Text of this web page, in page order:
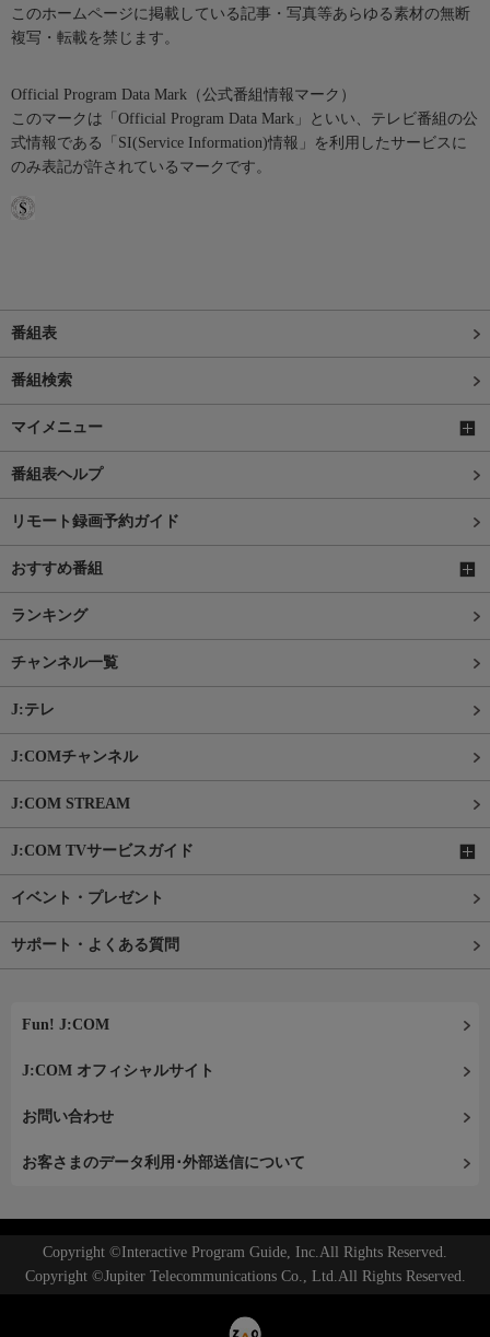
このホームページに掲載している記事・写真等あらゆる素材の無断
複写・転載を禁じます。
Official Program Data Mark（公式番組情報マーク）
このマークは「Official Program Data Mark」といい、テレビ番組の公
式情報である「SI(Service Information)情報」を利用したサービスに
のみ表記が許されているマークです。
番組表
番組検索
マイメニュー
番組表ヘルプ
リモート録画予約ガイド
おすすめ番組
ランキング
チャンネル一覧
J:テレ
J:COMチャンネル
J:COM STREAM
J:COM TVサービスガイド
イベント・プレゼント
サポート・よくある質問
Fun! J:COM
J:COM オフィシャルサイト
お問い合わせ
お客さまのデータ利用･外部送信について
Copyright ©Interactive Program Guide, Inc.All Rights Reserved.
Copyright ©Jupiter Telecommunications Co., Ltd.All Rights Reserved.